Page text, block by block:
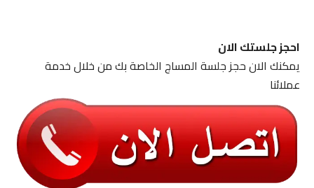
احجز جلستك الان
يمكنك الان حجز جلسة المساج الخاصة بك من خلال خدمة
عملائنا